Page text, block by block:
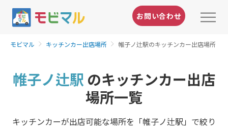
お問い合わせ
モビマル キッチンカー出店場所 帷子ノ辻駅のキッチンカー出店場所
帷子ノ辻駅 のキッチンカー出店
場所一覧
キッチンカーが出店可能な場所を「帷子ノ辻駅」で絞り